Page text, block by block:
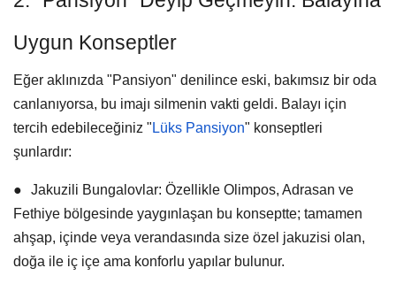
Uygun Konseptler
Eğer aklınızda "Pansiyon" denilince eski, bakımsız bir oda
canlanıyorsa, bu imajı silmenin vakti geldi. Balayı için
tercih edebileceğiniz " Lüks Pansiyon" konseptleri
şunlardır:
● Jakuzili Bungalovlar: Özellikle Olimpos, Adrasan ve
Fethiye bölgesinde yaygınlaşan bu konseptte; tamamen
ahşap, içinde veya verandasında size özel jakuzisi olan,
doğa ile iç içe ama konforlu yapılar bulunur.